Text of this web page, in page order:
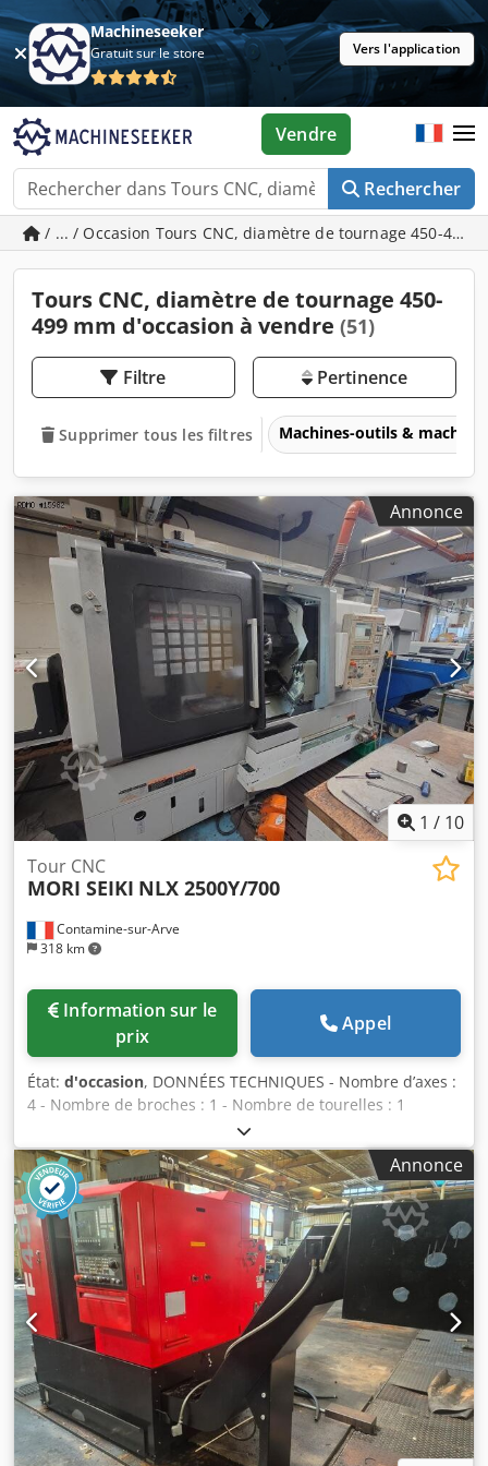
Machineseeker
Gratuit sur le store Vers l'application
Rechercher
Vendre
/ ... / Occasion Tours CNC, diamètre de tournage 450-499
Tours CNC, diamètre de tournage 450-
499 mm d'occasion à vendre (51)
Filtre Pertinence
Supprimer tous les filtres Machines-outils &
Annonce
1 / 10
Contamine-sur-Arve
318 km
Tour CNC
MORI SEIKI NLX 2500Y/700
prix
Appel
État: d'occasion, DONNÉES TECHNIQUES - Nombre d’axes :
4 - Nombre de broches : 1 - Nombre de tourelles : 1
BROCHE PRINCIPALE - Type de broche : A2-8 - Puissance de
la broche : 18,5 [kW] - Vitesse de rotation de la broche :
4 000 [tr/min] - Diamètre maximal de la barre : 80 [mm] -
Longueur maximale d’usinage : 728 [mm] - Diamètre
maximal d’usinage : 460 [mm] - Résolution minimale de
l’axe C : 0,001 [degré] TOURELLE - Nombre de positions : 12
- Nombre de positions motorisées : 12 - Course X/Z :
260/795 [mm] - Course Y : +/- 50 [mm] - Type d’outil : BMT -
Vitesse des outils entraînés : 6000 [tr/min] CONTRE-
POINTE - Type de contre-pointe : Numérique - Type de
cône : CM5 - Course de la contre-pointe : 650 [mm]
ALIMENTATION ÉLECTRIQUE - Tension d’alimentation : 400
[V] - Puissance totale : 39 [kVA] POIDS ET DIMENSIONS -
Encombrement : 3 110 x 1 922 [mm] - Hauteur de la
machine : 2 120 [mm] - Poids de la machine : 6 100 [kg]
Annonce